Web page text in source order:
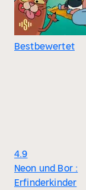
Bestbewertet
4.9
Neon und Bor :
Erfinderkinder